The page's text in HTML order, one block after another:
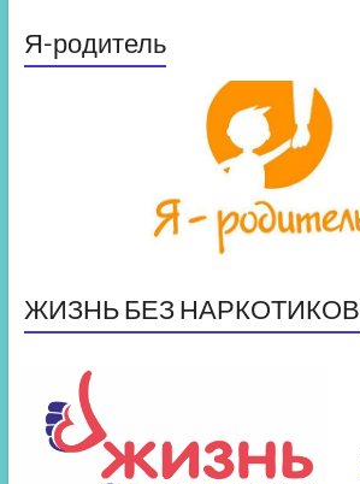
Я-родитель
ЖИЗНЬ БЕЗ НАРКОТИКОВ